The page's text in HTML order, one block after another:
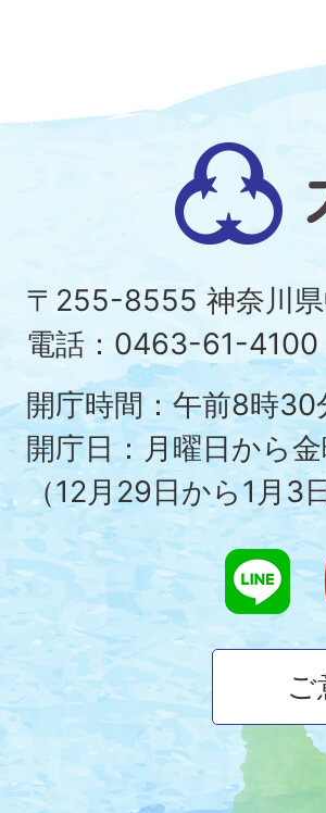
磯
町
〒255-8555 神奈川
電話：0463-61-
開庁時間：午前8時
開庁日：月曜日から
（12月29日から1月3